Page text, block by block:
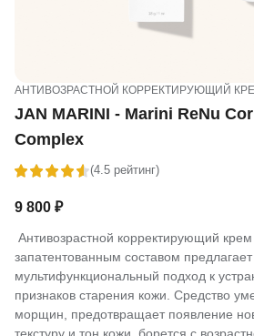
АНТИВОЗРАСТНОЙ КОРРЕКТИРУЮЩИЙ
JAN MARINI - Marini ReNu
Complex
(4.5 рейтинг)
9 800 ₽
Антивозрастной корректирующий
запатентованным составом предлагает
мультифункциональный подход к
признаков старения кожи. Средство
морщин, предотвращает появление